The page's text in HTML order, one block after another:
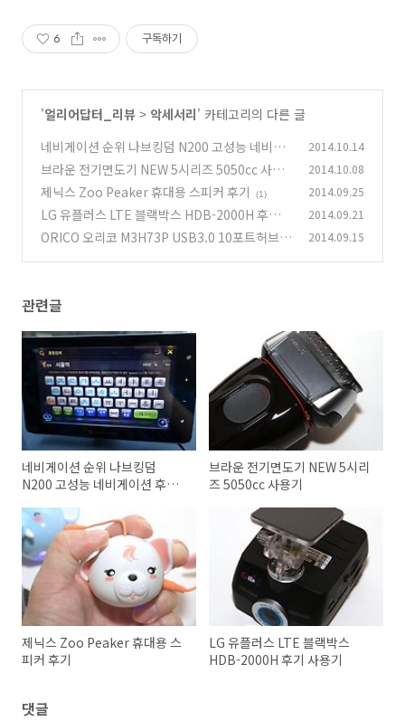
6 구독하기
'얼리어답터_리뷰 > 악세서리' 카테고리의 다른 글
네비게이션 순위 나브킹덤 N200 고성능 네비게
이션 후기 개봉기
(1)
2014.10.14
브라운 전기면도기 NEW 5시리즈 5050cc 사용
기
(2)
2014.10.08
제닉스 Zoo Peaker 휴대용 스피커 후기 (1) 2014.09.25
LG 유플러스 LTE 블랙박스 HDB-2000H 후기
사용기
(7)
2014.09.21
ORICO 오리코 M3H73P USB3.0 10포트허브
2014.09.15
관련글
네비게이션 순위 나브킹덤
N200 고성능 네비게이션 후기
브라운 전기면도기 NEW 5시리
즈 5050cc 사용기
제닉스 Zoo Peaker 휴대용 스
피커 후기
LG 유플러스 LTE 블랙박스
HDB-2000H 후기 사용기
댓글